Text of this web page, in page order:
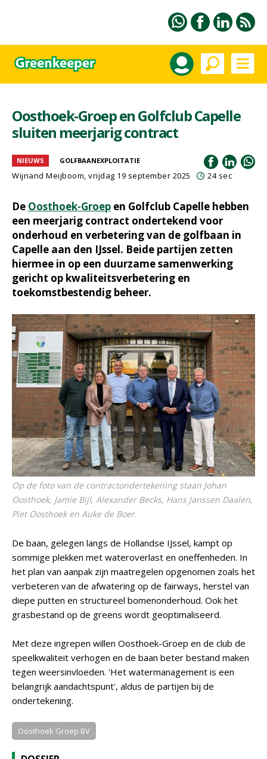
Oosthoek-Groep en Golfclub Capelle
sluiten meerjarig contract
NIEUWS GOLFBAANEXPLOITATIE
Wijnand Meijboom, vrijdag 19 september 2025 24 sec
De Oosthoek-Groep en Golfclub Capelle hebben
een meerjarig contract ondertekend voor
onderhoud en verbetering van de golfbaan in
Capelle aan den IJssel. Beide partijen zetten
hiermee in op een duurzame samenwerking
gericht op kwaliteitsverbetering en
toekomstbestendig beheer.
Op de foto van de contractondertekening staan Johan
Oosthoek, Jamie Bijl, Alexander Becks, Hans Janssen Daalen,
Piet Oosthoek en Auke de Boer.
De baan, gelegen langs de Hollandse IJssel, kampt op
sommige plekken met wateroverlast en oneffenheden. In
het plan van aanpak zijn maatregelen opgenomen zoals het
verbeteren van de afwatering op de fairways, herstel van
diepe putten en structureel bomenonderhoud. Ook het
grasbestand op de greens wordt geoptimaliseerd.
Met deze ingrepen willen Oosthoek-Groep en de club de
speelkwaliteit verhogen en de baan beter bestand maken
tegen weersinvloeden. 'Het watermanagement is een
belangrijk aandachtspunt', aldus de partijen bij de
ondertekening.
Oosthoek Groep BV